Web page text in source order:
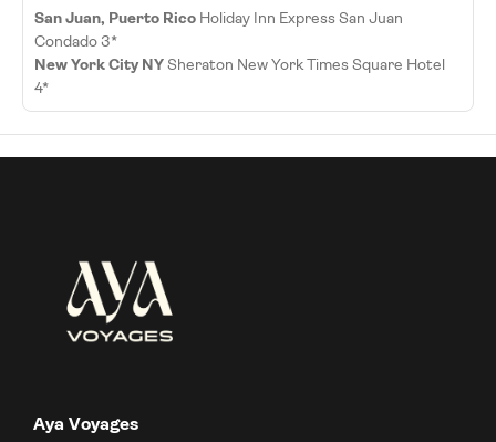
San Juan, Puerto Rico Holiday Inn Express San Juan
Condado 3*
New York City NYSheraton New York Times Square Hotel
4*
Aya Voyages